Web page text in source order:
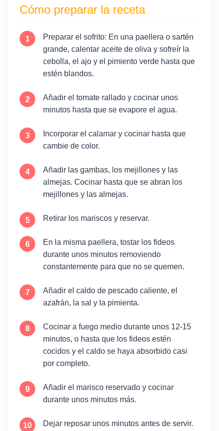
Cómo preparar la receta
Preparar el sofrito: En una paellera o sartén
grande, calentar aceite de oliva y sofreír la
cebolla, el ajo y el pimiento verde hasta que
estén blandos.
Añadir el tomate rallado y cocinar unos
minutos hasta que se evapore el agua.
Incorporar el calamar y cocinar hasta que
cambie de color.
Añadir las gambas, los mejillones y las
almejas. Cocinar hasta que se abran los
mejillones y las almejas.
Retirar los mariscos y reservar.
En la misma paellera, tostar los fideos
durante unos minutos removiendo
constantemente para que no se quemen.
Añadir el caldo de pescado caliente, el
azafrán, la sal y la pimienta.
Cocinar a fuego medio durante unos 12-15
minutos, o hasta que los fideos estén
cocidos y el caldo se haya absorbido casi
por completo.
Añadir el marisco reservado y cocinar
durante unos minutos más.
Dejar reposar unos minutos antes de servir.